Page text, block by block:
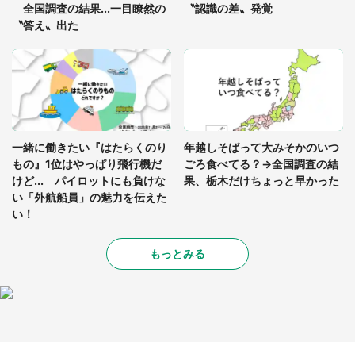
全国調査の結果...一目瞭然の
〝答え〟出た
〝認識の差〟発覚
一緒に働きたい『はたらくのり
もの』1位はやっぱり飛行機だ
けど... パイロットにも負けな
い「外航船員」の魅力を伝えた
い！
年越しそばって大みそかのいつ
ごろ食べてる？→全国調査の結
果、栃木だけちょっと早かった
もっとみる